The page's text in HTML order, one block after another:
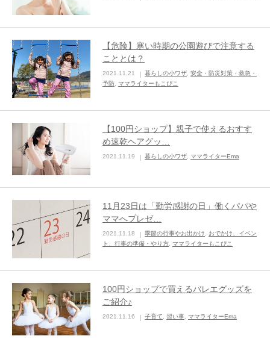
【危険】寒い時期の公園遊びで注意する
こととは？
2021.11.21 暮らしの小ワザ 安全・防災対策・救急・
予防 ママライターもこぴこ
【100円ショップ】親子で使えるおすす
め速乾ヘアグッ…
2021.11.19 暮らしの小ワザ ママライターEma
11月23日は「勤労感謝の日」働くパパや
ママへプレゼ…
2021.11.18 季節の行事やお出かけ
おでかけ、イベン
ト、行事の準備・やり方 ママライターもこぴこ
100円ショップで買えるバレエグッズを
ご紹介♪
2021.11.16 子育て, 習い事, ママライターEma